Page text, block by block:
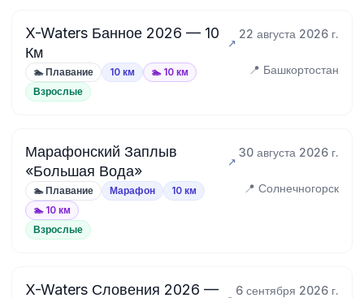
X-Waters Банное 2026 — 10
Км
22 августа 2026 г.
🏊 Плавание 10 км 🏊 10 км 📍 Башкортостан
Взрослые
Марафонский Заплыв
«Большая Вода»
30 августа 2026 г.
🏊 Плавание Марафон
10 км
🏊 10 км
📍 Солнечногорск
Взрослые
X-Waters Словения 2026 —
6 сентября 2026 г.